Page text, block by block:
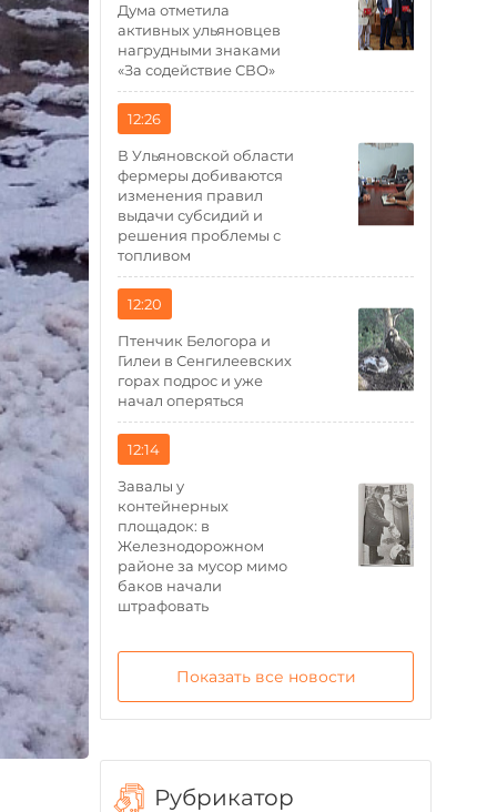
Дума отметила
активных ульяновцев
нагрудными знаками
«За содействие СВО»
12:26
В Ульяновской области
фермеры добиваются
изменения правил
выдачи субсидий и
решения проблемы с
топливом
12:20
Птенчик Белогора и
Гилеи в Сенгилеевских
горах подрос и уже
начал оперяться
12:14
Завалы у
контейнерных
площадок: в
Железнодорожном
районе за мусор мимо
баков начали
штрафовать
Показать все новости
Рубрикатор